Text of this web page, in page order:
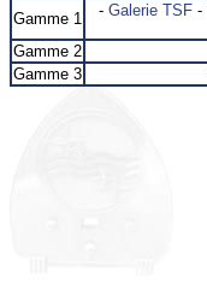
Gamme 1
- Galerie TSF-
Gamme 2
Gamme 3